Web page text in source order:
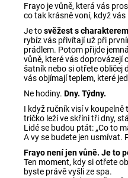
Frayo je vůně, která vás
co tak krásně voní, když
Je tosvěžest s
rybíz vás přivítají už při
prádlem. Potom přijde
vůně, které vás doprovázejí
šatník nebo si otřete obličej
vás objímají teplem, které
Ne hodiny. Dny. Týdny.
I když ručník visí v
tričko leží ve skříni tři dny,
Lidé se budou ptát: „Co to
A vy se budete jen usmívat.
Frayo není jen vůně. Je to
Ten moment, kdy si otřete
byste právě vyšli ze spa.